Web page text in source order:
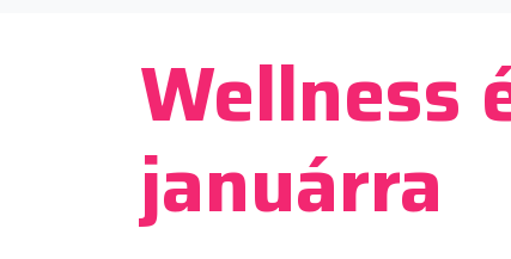
Wellness
januárra